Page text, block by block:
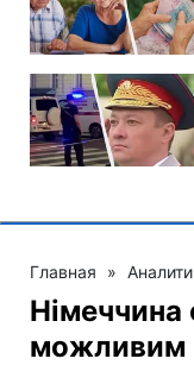
Главная »
Німеччина
можливим